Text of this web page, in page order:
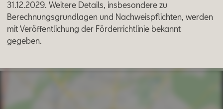
31.12.2029. Weitere Details, insbesondere zu
Berechnungsgrundlagen und Nachweispflichten, werden
mit Veröffentlichung der Förderrichtlinie bekannt
gegeben.